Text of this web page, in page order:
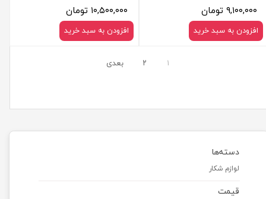
دسته‌ها
لوازم شکار
قیمت
۹,۱۰۰,۰۰۰ تومان
افزودن به سبد خرید
۱۰,۵۰۰,۰۰۰ تومان
افزودن به سبد خرید
۱ ۲ بعدی